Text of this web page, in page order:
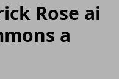
Rose ai
a